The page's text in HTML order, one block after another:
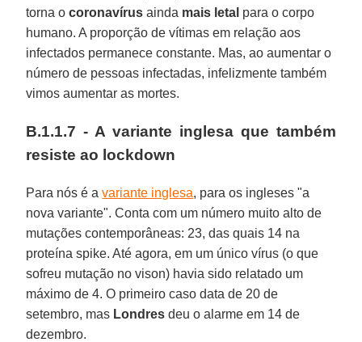
torna ocoronavírus ainda mais letal para o corpo
humano. A proporção de vítimas em relação aos
infectados permanece constante. Mas, ao aumentar o
número de pessoas infectadas, infelizmente também
vimos aumentar as mortes.
B.1.1.7 - A variante inglesa que também
resiste ao lockdown
Para nós é avariante inglesa, para os ingleses "a
nova variante". Conta com um número muito alto de
mutações contemporâneas: 23, das quais 14 na
proteína spike. Até agora, em um único vírus (o que
sofreu mutação no vison) havia sido relatado um
máximo de 4. O primeiro caso data de 20 de
setembro, mas Londres deu o alarme em 14 de
dezembro.